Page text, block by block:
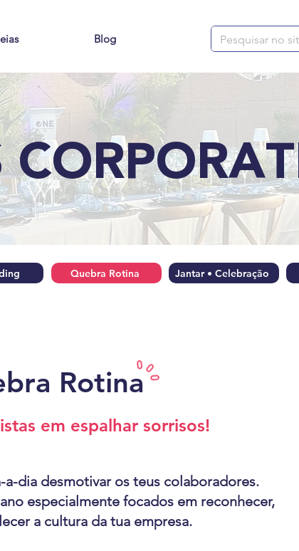
Blog
Quebra Rotina Jantar • Celebração
Rotina
em espalhar sorrisos!
dia desmotivar os teus colaboradores.
especialmente focados em reconhecer,
a cultura da tua empresa.